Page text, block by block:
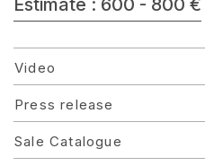
Estimate : 600 - 800 €
Video
Press release
Sale Catalogue